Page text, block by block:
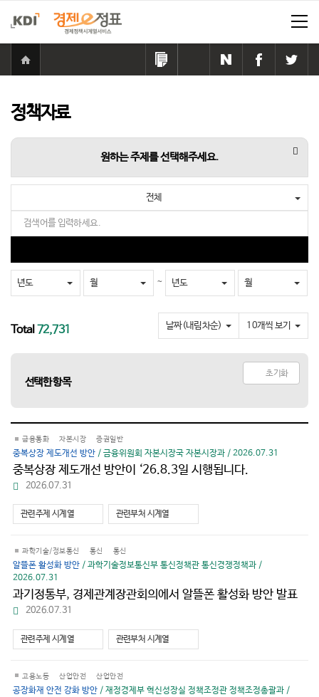
로
동
링
크
카
기
네
이
페
이
트
위
기
정책자료
원하는 주제를 선택해주세요.
항목
Total72,731
전체
입
력
하
요
색
년도
월 ~ 년도 월
날짜(내림차순) 10개씩 보기
선택한 항목
초기화
금융통화 자본시장 증권일반
중복상장 제도개선 방안 / 금융위원회 자본시장국 자본시장과 / 2026.07.31
중복상장 제도개선 방안이 ‘26.8.3일 시행됩니다.
파
다
운
로
2026.07.31
관련주제 시계열 관련부처 시계열
과학기술/정보통신 통신 통신
알뜰폰 활성화 방안 / 과학기술정보통신부 통신정책관 통신경쟁정책과 /
2026.07.31
과기정통부, 경제관계장관회의에서 알뜰폰 활성화 방안 발표
파
다
운
로
2026.07.31
관련주제 시계열 관련부처 시계열
고용노동 산업안전 산업안전
공장화재 안전 강화 방안 / 재정경제부 혁신성장실 정책조정관 정책조정총괄과 /